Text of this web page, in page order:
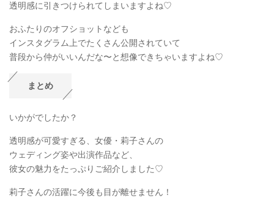
透明感に引きつけられてしまいますよね♡
おふたりのオフショットなども
インスタグラム上でたくさん公開されていて
普段から仲がいいんだな〜と想像できちゃいますよね♡
まとめ
いかがでしたか？
透明感が可愛すぎる、女優・莉子さんの
ウェディング姿や出演作品など、
彼女の魅力をたっぷりご紹介しました♡
莉子さんの活躍に今後も目が離せません！